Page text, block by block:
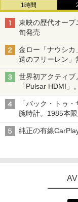
1時間
東映の歴代オー
旬発売
金ロー「ナウシカ
送のフリーレン」
世界初アクティ
「Pulsar HDMI」
「バック・トゥ
腕時計。1985本
純正の有線